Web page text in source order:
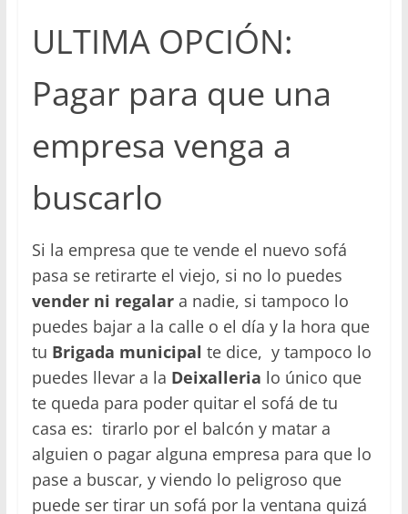
ULTIMA OPCIÓN:
Pagar para que una
empresa venga a
buscarlo
Si la empresa que te vende el nuevo sofá
pasa se retirarte el viejo, si no lo puedes
vender ni regalara nadie, si tampoco lo
puedes bajar a la calle o el día y la hora que
tu Brigada municipal te dice, y tampoco lo
puedes llevar a la Deixalleria lo único que
te queda para poder quitar el sofá de tu
casa es: tirarlo por el balcón y matar a
alguien o pagar alguna empresa para que lo
pase a buscar, y viendo lo peligroso que
puede ser tirar un sofá por la ventana quizá